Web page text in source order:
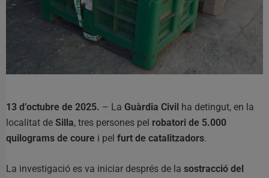
13 d’octubre de 2025. – La Guàrdia Civil ha detingut, en la
localitat de Silla, tres persones pel robatori de 5.000
quilograms de coure i pel furt de catalitzadors.
La investigació es va iniciar després de la sostracció del